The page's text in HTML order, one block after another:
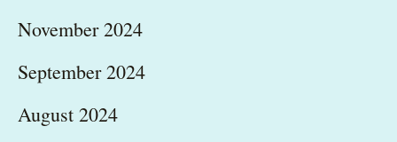
November 2024
September 2024
August 2024